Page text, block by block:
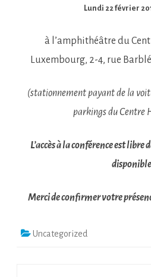
Lundi 22 février
à l’amphithéâtre du
Luxembourg, 2-4, rue
(stationnement payant de la
parkings du Centre
L’accès à la conférence est
Merci de confirmer votre
Uncategorized